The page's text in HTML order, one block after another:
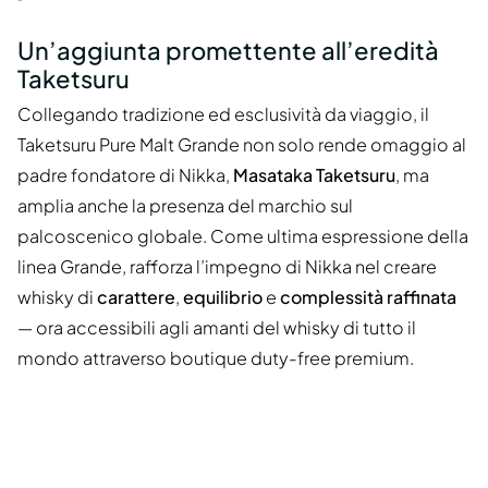
Un’aggiunta promettente all’eredità
Taketsuru
Collegando tradizione ed esclusività da viaggio, il
Taketsuru Pure Malt Grande non solo rende omaggio al
padre fondatore di Nikka, Masataka Taketsuru, ma
amplia anche la presenza del marchio sul
palcoscenico globale. Come ultima espressione della
linea Grande, rafforza l’impegno di Nikka nel creare
whisky dicarattere,equilibrioecomplessità raffinata
— ora accessibili agli amanti del whisky di tutto il
mondo attraverso boutique duty-free premium.